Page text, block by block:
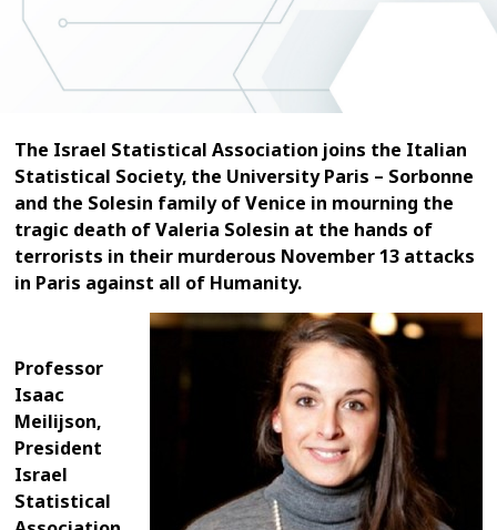
The Israel Statistical Association joins the Italian
Statistical Society, the University Paris – Sorbonne
and the Solesin family of Venice in mourning the
tragic death of Valeria Solesin at the hands of
terrorists in their murderous November 13 attacks
in Paris against all of Humanity.
Professor
Isaac
Meilijson,
President
Israel
Statistical